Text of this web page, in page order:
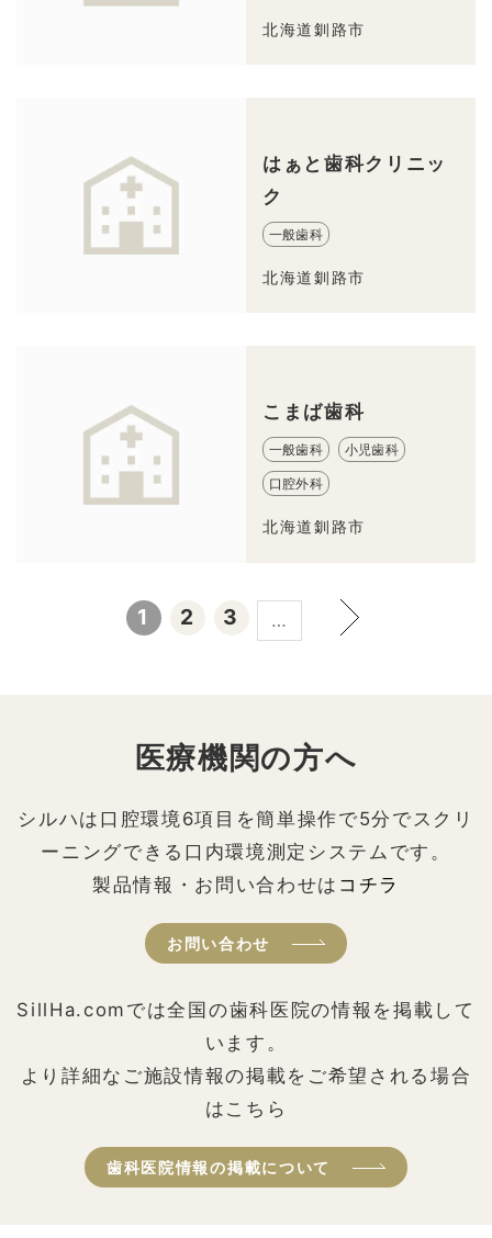
北海道釧路市
はぁと歯科クリニッ
ク
一般歯科
北海道釧路市
こまば歯科
一般歯科 小児歯科
口腔外科
北海道釧路市
1 2 3 …
医療機関の方へ
シルハは口腔環境6項目を簡単操作で5分でスクリ
ーニングできる口内環境測定システムです。
製品情報・お問い合わせは コチラ
お問い合わせ
SillHa.comでは全国の歯科医院の情報を掲載して
います。
より詳細なご施設情報の掲載をご希望される場合
はこちら
歯科医院情報の掲載について